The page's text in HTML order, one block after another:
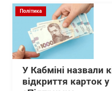
Політика
У Кабміні назвали
відкриття карток у